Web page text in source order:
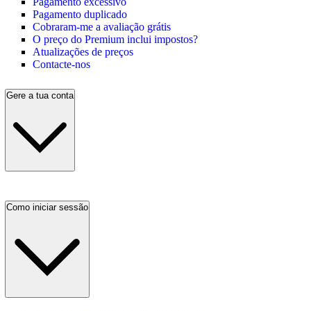
Pagamento duplicado
Cobraram-me a avaliação grátis
O preço do Premium inclui impostos?
Atualizações de preços
Contacte-nos
Gere a tua conta
Como iniciar sessão